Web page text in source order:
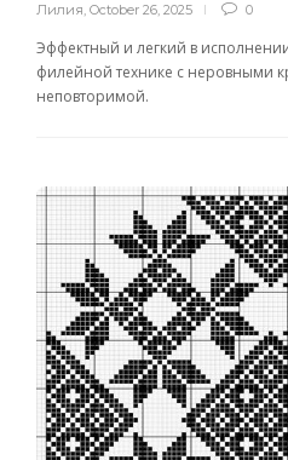
Лилия, October 26, 2025 0
Эффектный и легкий в
филейной технике с неровными
неповторимой.